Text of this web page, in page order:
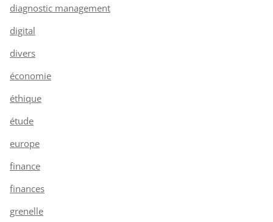
diagnostic management
digital
divers
économie
éthique
étude
europe
finance
finances
grenelle